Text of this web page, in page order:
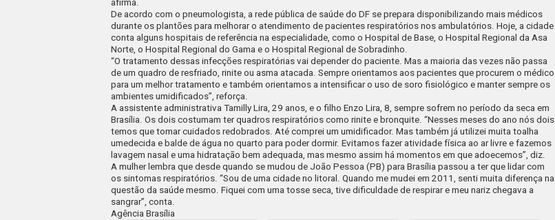
afirma.
De acordo com o pneumologista, a rede pública de saúde do DF se prepara disponibilizando mais médicos
durante os plantões para melhorar o atendimento de pacientes respiratórios nos ambulatórios. Hoje, a cidade
conta alguns hospitais de referência na especialidade, como o Hospital de Base, o Hospital Regional da Asa
Norte, o Hospital Regional do Gama e o Hospital Regional de Sobradinho.
“O tratamento dessas infecções respiratórias vai depender do paciente. Mas a maioria das vezes não passa
de um quadro de resfriado, rinite ou asma atacada. Sempre orientamos aos pacientes que procurem o médico
para um melhor tratamento e também orientamos a intensificar o uso de soro fisiológico e manter sempre os
ambientes umidificados”, reforça.
A assistente administrativa Tamilly Lira, 29 anos, e o filho Enzo Lira, 8, sempre sofrem no período da seca em
Brasília. Os dois costumam ter quadros respiratórios como rinite e bronquite. “Nesses meses do ano nós dois
temos que tomar cuidados redobrados. Até comprei um umidificador. Mas também já utilizei muita toalha
umedecida e balde de água no quarto para poder dormir. Evitamos fazer atividade física ao ar livre e fazemos
lavagem nasal e uma hidratação bem adequada, mas mesmo assim há momentos em que adoecemos”, diz.
A mulher lembra que desde quando se mudou de João Pessoa (PB) para Brasília passou a ter que lidar com
os sintomas respiratórios. “Sou de uma cidade no litoral. Quando me mudei em 2011, senti muita diferença na
questão da saúde mesmo. Fiquei com uma tosse seca, tive dificuldade de respirar e meu nariz chegava a
sangrar”, conta.
Agência Brasília